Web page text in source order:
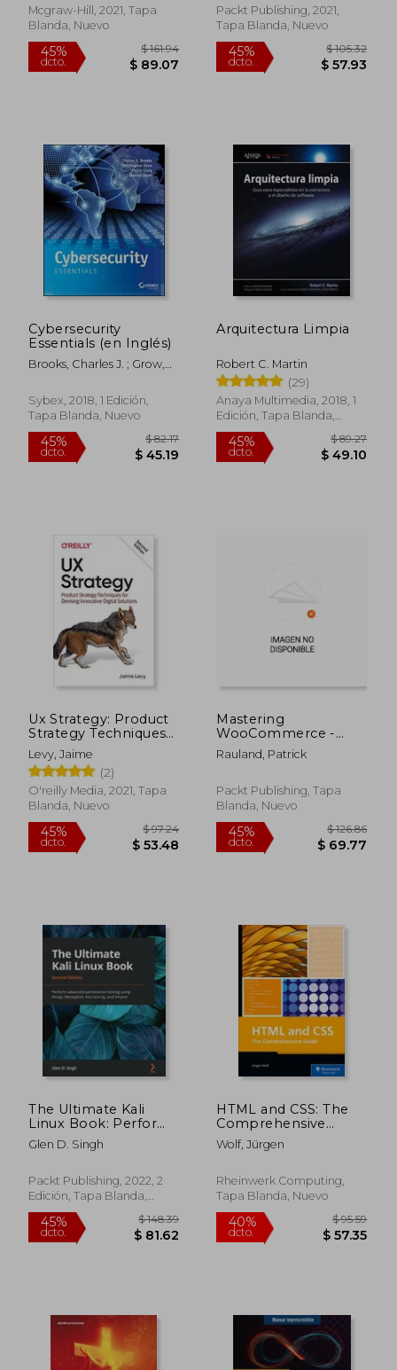
Mcgraw-Hill, 2021, Tapa
Blanda, Nuevo
45%
dcto. $ 89.07
interactive, and
dynamic web apps,
Inglés)
Packt Publishing, 2021,
Tapa Blanda, Nuevo
45%
Cybersecurity
Essentials (en Inglés)
Brooks, Charles J. ; Grow,
A.
Sybex, 2018, 1 Edición,
Tapa Blanda, Nuevo
45%
Arquitectura Limpia
Robert C. Martin
(29)
Anaya Multimedia, 2018, 1
Edición, Tapa Blanda,
Nuevo
45%
Ux Strategy: Product
Strategy Techniques
for Devising
Innovative Digital
Solutions (en Inglés)
Levy, Jaime
(2)
O'reilly Media, 2021, Tapa
Blanda, Nuevo
45%
Mastering
WooCommerce -
Second Edition: Build,
customize, and
commerce website
with WooCommerce
Inglés)
Rauland, Patrick
Packt Publishing, Tapa
Blanda, Nuevo
45%
The Ultimate Kali
Linux Book: Perform
Advanced
Penetration Testing
Metasploit, Aircrack-
Ng, and Empire, 2nd
Glen D. Singh
Packt Publishing, 2022, 2
Edición, Tapa Blanda,
Nuevo
HTML and CSS: The
Comprehensive
Guide (en Inglés)
Wolf, Jürgen
Rheinwerk Computing,
Tapa Blanda, Nuevo